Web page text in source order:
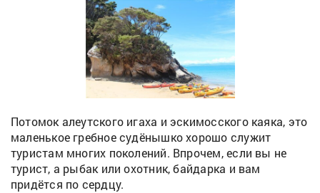
Потомок алеутского игаха и эскимосского каяка, это
маленькое гребное судёнышко хорошо служит
туристам многих поколений. Впрочем, если вы не
турист, а рыбак или охотник, байдарка и вам
придётся по сердцу.